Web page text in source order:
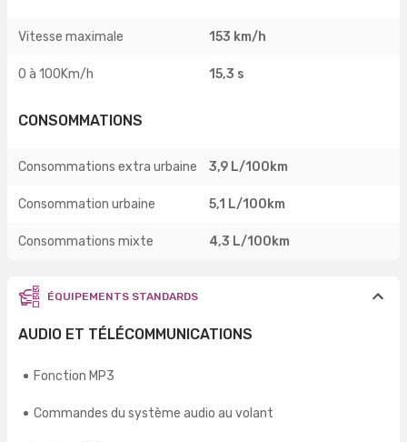
Vitesse maximale 153 km/h
0 à 100Km/h 15,3 s
CONSOMMATIONS
Consommations extra urbaine 3,9 L/100km
Consommation urbaine 5,1 L/100km
Consommations mixte 4,3 L/100km
ÉQUIPEMENTS STANDARDS
AUDIO ET TÉLÉCOMMUNICATIONS
Fonction MP3
Commandes du système audio au volant